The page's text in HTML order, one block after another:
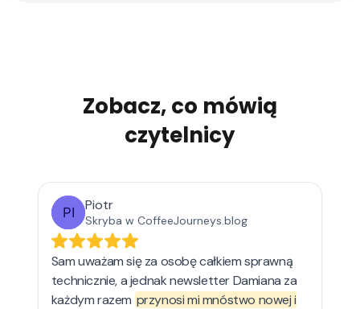
Zobacz, co mówią
czytelnicy
Piotr
Skryba w CoffeeJourneys.blog
Sam uważam się za osobę całkiem sprawną
technicznie, a jednak newsletter Damiana za
każdym razem przynosi mi mnóstwo nowej i